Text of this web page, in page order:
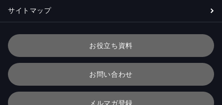
サイトマップ
お役立ち資料
お問い合わせ
メルマガ登録